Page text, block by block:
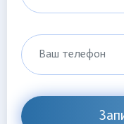
Ваш телефон